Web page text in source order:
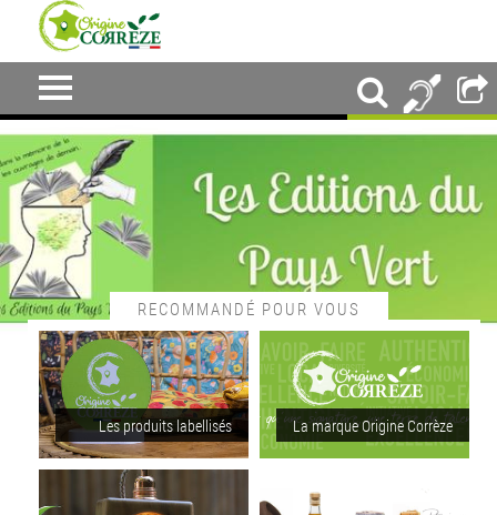
RECOMMANDÉ POUR VOUS
Les produits labellisés La marque Origine Corrèze